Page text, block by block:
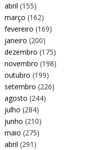
abril (155)
março (162)
fevereiro (169)
janeiro (200)
dezembro (175)
novembro (198)
outubro (199)
setembro (226)
agosto (244)
julho (284)
junho (210)
maio (275)
abril (291)